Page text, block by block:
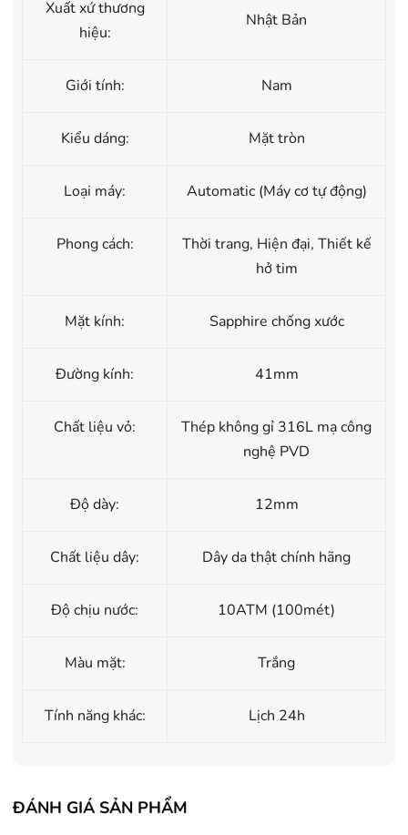
Xuất xứ thương
hiệu:
Nhật Bản
Giới tính: Nam
Kiểu dáng: Mặt tròn
Loại máy: Automatic (Máy cơ tự động)
Phong cách:
Thời trang, Hiện đại, Thiết kế
hở tim
Mặt kính: Sapphire chống xước
Đường kính: 41mm
Chất liệu vỏ:
Thép không gỉ 316L mạ công
nghệ PVD
Độ dày: 12mm
Chất liệu dây: Dây da thật chính hãng
Độ chịu nước: 10ATM (100mét)
Màu mặt: Trắng
Tính năng khác: Lịch 24h
ĐÁNH GIÁ SẢN PHẨM